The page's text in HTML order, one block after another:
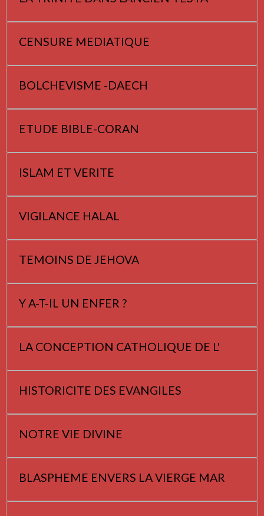
CENSURE MEDIATIQUE
BOLCHEVISME -DAECH
ETUDE BIBLE-CORAN
ISLAM ET VERITE
VIGILANCE HALAL
TEMOINS DE JEHOVA
Y A-T-IL UN ENFER ?
LA CONCEPTION CATHOLIQUE DE L'
HISTORICITE DES EVANGILES
NOTRE VIE DIVINE
BLASPHEME ENVERS LA VIERGE MAR